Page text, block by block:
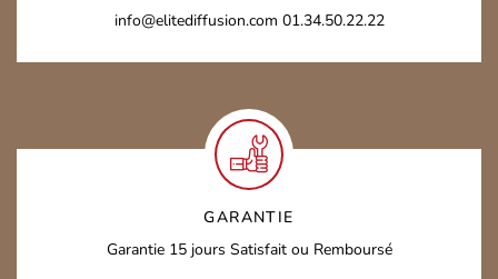
info@elitediffusion.com 01.34.50.22.22
GARANTIE
Garantie 15 jours Satisfait ou Remboursé